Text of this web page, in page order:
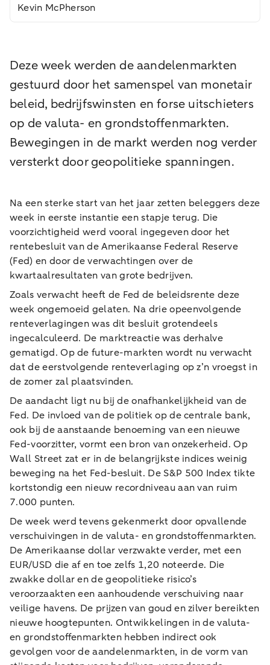
Kevin McPherson
Deze week werden de aandelenmarkten
gestuurd door het samenspel van monetair
beleid, bedrijfswinsten en forse uitschieters
op de valuta- en grondstoffenmarkten.
Bewegingen in de markt werden nog verder
versterkt door geopolitieke spanningen.
Na een sterke start van het jaar zetten beleggers deze
week in eerste instantie een stapje terug. Die
voorzichtigheid werd vooral ingegeven door het
rentebesluit van de Amerikaanse Federal Reserve
(Fed) en door de verwachtingen over de
kwartaalresultaten van grote bedrijven.
Zoals verwacht heeft de Fed de beleidsrente deze
week ongemoeid gelaten. Na drie opeenvolgende
renteverlagingen was dit besluit grotendeels
ingecalculeerd. De marktreactie was derhalve
gematigd. Op de future-markten wordt nu verwacht
dat de eerstvolgende renteverlaging op z’n vroegst in
de zomer zal plaatsvinden.
De aandacht ligt nu bij de onafhankelijkheid van de
Fed. De invloed van de politiek op de centrale bank,
ook bij de aanstaande benoeming van een nieuwe
Fed-voorzitter, vormt een bron van onzekerheid. Op
Wall Street zat er in de belangrijkste indices weinig
beweging na het Fed-besluit. De S&P 500 Index tikte
kortstondig een nieuw recordniveau aan van ruim
7.000 punten.
De week werd tevens gekenmerkt door opvallende
verschuivingen in de valuta- en grondstoffenmarkten.
De Amerikaanse dollar verzwakte verder, met een
EUR/USD die af en toe zelfs 1,20 noteerde. Die
zwakke dollar en de geopolitieke risico’s
veroorzaakten een aanhoudende verschuiving naar
veilige havens. De prijzen van goud en zilver bereikten
nieuwe hoogtepunten. Ontwikkelingen in de valuta-
en grondstoffenmarkten hebben indirect ook
gevolgen voor de aandelenmarkten, in de vorm van